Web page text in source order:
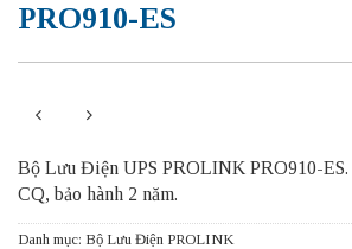
PRO910-ES
Bộ Lưu Điện UPS PROLINK PRO910-ES.
CQ, bảo hành 2 năm.
Danh mục: Bộ Lưu Điện PROLINK